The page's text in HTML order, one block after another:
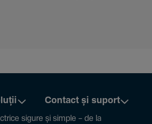
Contact și suport
sigure și simple – de la